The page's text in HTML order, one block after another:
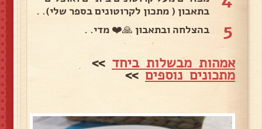
בתאבון ( מתכון לקרוטונים בספר שלי). .
5 בהצלחה ובתאבון 🙏❤️ מדי. .
אמהות מבשלות ביחד >>
מתכונים נוספים>>